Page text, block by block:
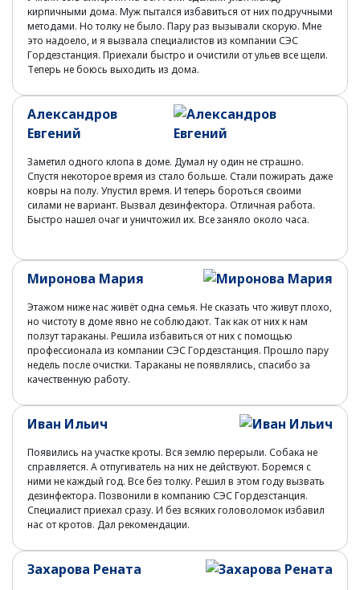
кирпичными дома. Муж пытался избавиться от них подручными
методами. Но толку не было. Пару раз вызывали скорую. Мне
это надоело, и я вызвала специалистов из компании СЭС
Гордезстанция. Приехали быстро и очистили от ульев все щели.
Теперь не боюсь выходить из дома.
Александров
Евгений
Заметил одного клопа в доме. Думал ну один не страшно.
Спустя некоторое время из стало больше. Стали пожирать даже
ковры на полу. Упустил время. И теперь бороться своими
силами не вариант. Вызвал дезинфектора. Отличная работа.
Быстро нашел очаг и уничтожил их. Все заняло около часа.
Миронова Мария
Этажом ниже нас живёт одна семья. Не сказать что живут плохо,
но чистоту в доме явно не соблюдают. Так как от них к нам
ползут тараканы. Решила избавиться от них с помощью
профессионала из компании СЭС Гордезстанция. Прошло пару
недель после очистки. Тараканы не появлялись, спасибо за
качественную работу.
Иван Ильич
Появились на участке кроты. Вся землю перерыли. Собака не
справляется. А отпугиватель на них не действуют. Боремся с
ними не каждый год. Все без толку. Решил в этом году вызвать
дезинфектора. Позвонили в компанию СЭС Гордезстанция.
Специалист приехал сразу. И без всяких головоломок избавил
нас от кротов. Дал рекомендации.
Захарова Рената